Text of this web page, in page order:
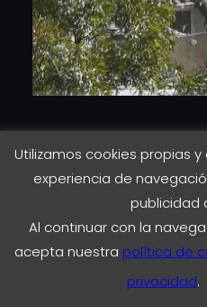
emitió junto con
de Mediapal, el
«Fortnite Galaxy».
CONTINUE READING
Utilizamos cookies propias
experiencia de
publicidad
Al continuar con la
acepta nuestra política de
privacidad.